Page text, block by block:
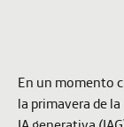
En un momento
la primavera de